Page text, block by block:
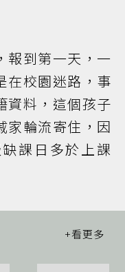
報到第一天，一
在校園迷路，事
資料，這個孩子
家輪流寄住，因
課日多於上課